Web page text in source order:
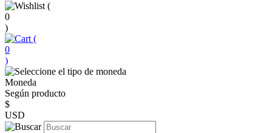
(
0
)
(
0
)
Moneda
Según producto
$
USD